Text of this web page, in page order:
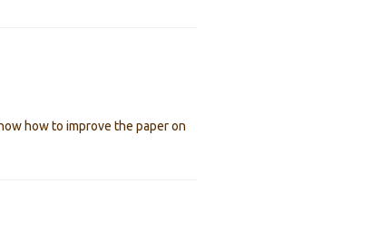
how to improve the paper on